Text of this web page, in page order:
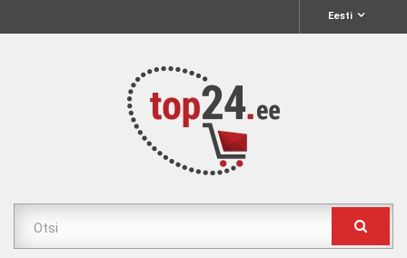
Eesti